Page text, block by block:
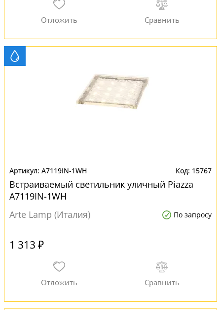
A7119IN-1WH 15767
Встраиваемый светильник уличный Piazza
A7119IN-1WH
Arte Lamp (Италия)
По запросу
1 313 ₽